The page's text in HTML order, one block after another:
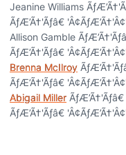
Jeanine Williams
ÃƒÆ’Ã†'Ãƒâ€
Allison Gamble
ÃƒÆ’Ã†'Ãƒâ€
Brenna McIlroy
ÃƒÆ’Ã†'Ãƒâ€
Abigail Miller
ÃƒÆ’Ã†'Ãƒâ€